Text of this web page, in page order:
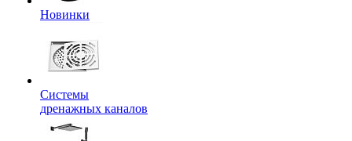
Новинки
Системы
дренажных каналов